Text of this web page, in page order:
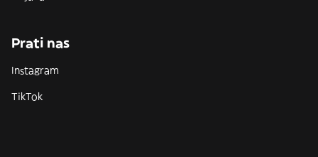
Prati nas
Instagram
TikTok